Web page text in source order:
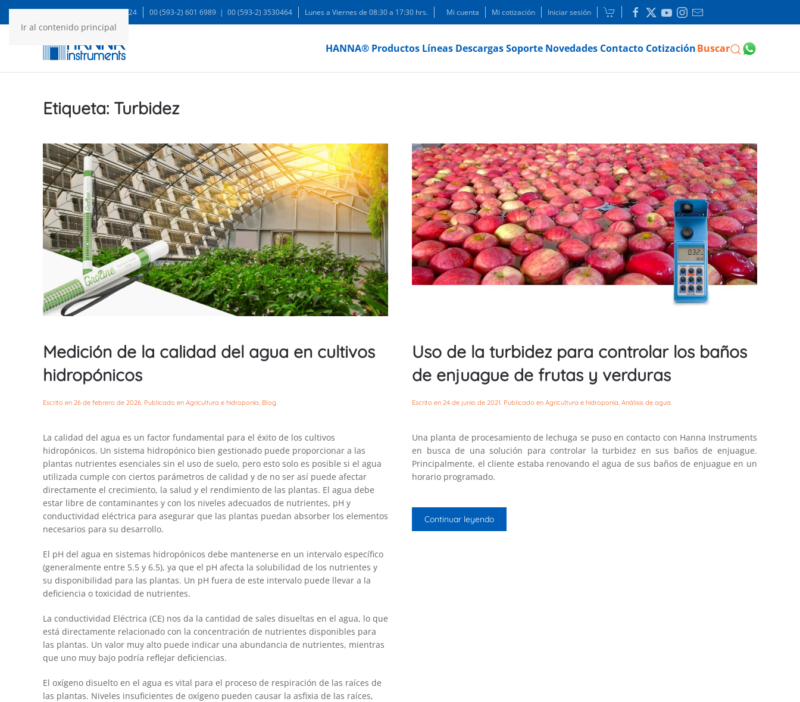
Ir al contenido principal
WA: 99935 1624 00 (593-2) 601 6989 | 00 (593-2) 3530464 Lunes a Viernes de 08:30 a 17:30 hrs. Mi cuenta Mi cotización Iniciar sesión
HANNA® Productos Líneas DescargasSoporte Novedades Contacto CotizaciónBuscar
Etiqueta: Turbidez
Medición de la calidad del agua en cultivos
hidropónicos
Escrito en 26 de febrero de 2026 . Publicado en Agricultura e hidroponía Blog
La calidad del agua es un factor fundamental para el éxito de los cultivos
hidropónicos. Un sistema hidropónico bien gestionado puede proporcionar a las
plantas nutrientes esenciales sin el uso de suelo, pero esto solo es posible si el agua
utilizada cumple con ciertos parámetros de calidad y de no ser así puede afectar
directamente el crecimiento, la salud y el rendimiento de las plantas. El agua debe
estar libre de contaminantes y con los niveles adecuados de nutrientes, pH y
conductividad eléctrica para asegurar que las plantas puedan absorber los elementos
necesarios para su desarrollo.
El pH del agua en sistemas hidropónicos debe mantenerse en un intervalo específico
(generalmente entre 5.5 y 6.5), ya que el pH afecta la solubilidad de los nutrientes y
su disponibilidad para las plantas. Un pH fuera de este intervalo puede llevar a la
deficiencia o toxicidad de nutrientes.
La conductividad Eléctrica (CE) nos da la cantidad de sales disueltas en el agua, lo que
está directamente relacionado con la concentración de nutrientes disponibles para
las plantas. Un valor muy alto puede indicar una abundancia de nutrientes, mientras
que uno muy bajo podría reflejar deficiencias.
El oxígeno disuelto en el agua es vital para el proceso de respiración de las raíces de
las plantas. Niveles insuficientes de oxígeno pueden causar la asfixia de las raíces,
Uso de la turbidez para controlar los baños
de enjuague de frutas y verduras
Escrito en 24 de junio de 2021 . Publicado en Agricultura e hidroponía Análisis de agua
Una planta de procesamiento de lechuga se puso en contacto con Hanna Instruments
en busca de una solución para controlar la turbidez en sus baños de enjuague.
Principalmente, el cliente estaba renovando el agua de sus baños de enjuague en un
horario programado.
Continuar leyendo